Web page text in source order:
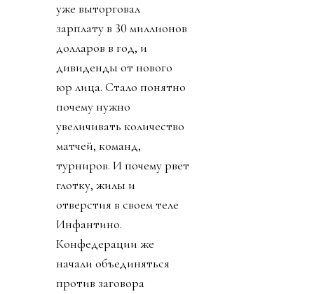
уже выторговал
зарплату в 30 миллионов
долларов в год, и
дивиденды от нового
юр лица. Стало понятно
почему нужно
увеличивать количество
матчей, команд,
турниров. И почему рвет
глотку, жилы и
отверстия в своем теле
Инфантино.
Конфедерации же
начали объединяться
против заговора